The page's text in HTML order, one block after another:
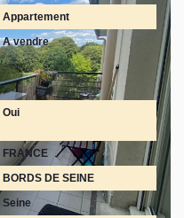
Appartement
A vendre
Oui
FRANCE
BORDS DE SEINE
Seine